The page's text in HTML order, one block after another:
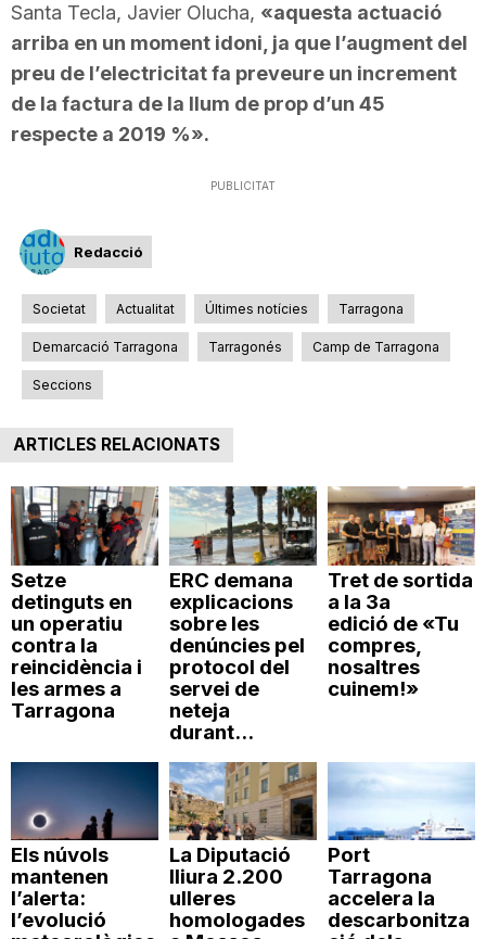
Santa Tecla, Javier Olucha, «aquesta actuació
arriba en un moment idoni, ja que l’augment del
preu de l’electricitat fa preveure un increment
de la factura de la llum de prop d’un 45
respecte a 2019 %».
PUBLICITAT
Redacció
Societat Actualitat Últimes notícies Tarragona
Demarcació Tarragona Tarragonés Camp de Tarragona
Seccions
ARTICLES RELACIONATS
Setze
detinguts en
un operatiu
contra la
reincidència i
les armes a
Tarragona
ERC demana
explicacions
sobre les
denúncies pel
protocol del
servei de
neteja
durant...
Tret de sortida
a la 3a
edició de «Tu
compres,
nosaltres
cuinem!»
Els núvols
mantenen
l’alerta:
l’evolució
La Diputació
lliura 2.200
ulleres
homologades
Port
Tarragona
accelera la
descarbonitza